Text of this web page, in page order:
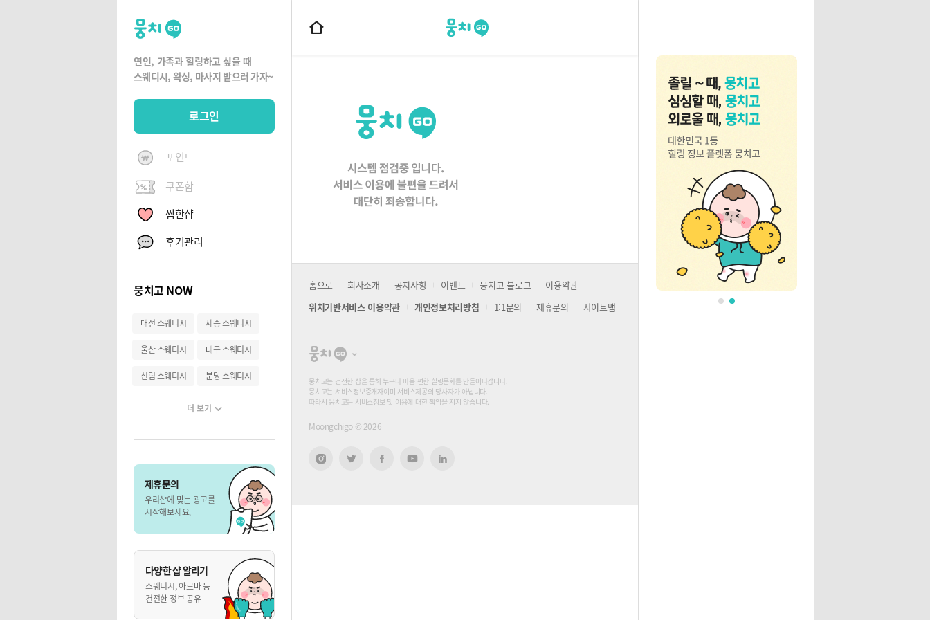
뭉
치
고
연인, 가족과 힐링하고 싶을 때
스웨디시, 왁싱, 마사지 받으러 가자~
로그인
포인트
쿠폰함
찜한샵
후기관리
뭉치고 NOW
대전 스웨디시 세종 스웨디시
울산 스웨디시 대구 스웨디시
신림 스웨디시 분당 스웨디시
더 보기
제휴문의
우리샵에 맞는 광고를
시작해보세요.
다양한 샵 알리기
스웨디시, 아로마 등
건전한 정보 공유
뭉치고
홈
홈으로 회사소개 공지사항 이벤트 뭉치고 블로그
이용약관
위치기반서비스 이용약관
개인정보처리방침 1:1문의 제휴문의 사이트맵
뭉
고
뭉치고는 건전한 샵을 통해 누구나 마음 편한 힐링문화를 만들어나갑니다.
뭉치고는 서비스정보중개자이며 서비스제공의 당사자가 아닙니다.
따라서 뭉치고는 서비스정보 및 이용에 대한 책임을 지지 않습니다.
Moongchigo © 2026